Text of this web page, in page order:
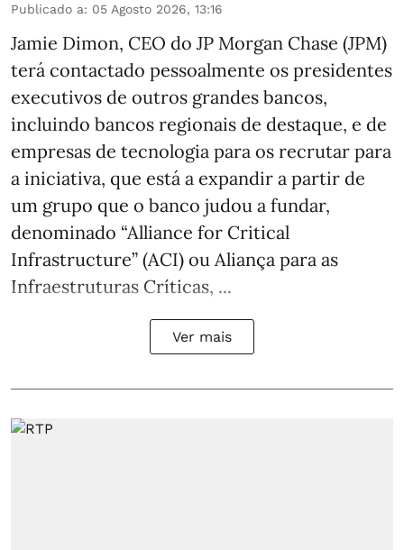
Publicado a: 05 Agosto 2026, 13:16
Jamie Dimon, CEO do JP Morgan Chase (JPM)
terá contactado pessoalmente os presidentes
executivos de outros grandes bancos,
incluindo bancos regionais de destaque, e de
empresas de tecnologia para os recrutar para
a iniciativa, que está a expandir a partir de
um grupo que o banco judou a fundar,
denominado “Alliance for Critical
Infrastructure” (ACI) ou Aliança para as
Infraestruturas Críticas, ...
Ver mais